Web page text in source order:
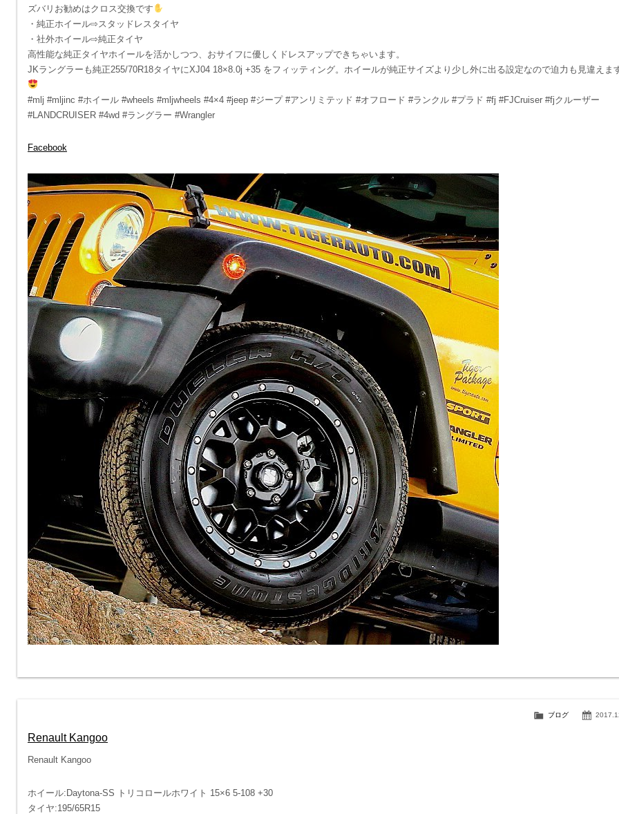
ズバリお勧めはクロス交換です
・純正ホイール⇨スタッドレスタイヤ
・社外ホイール⇨純正タイヤ
高性能な純正タイヤホイールを活かしつつ、おサイフに優しくドレスアップできちゃいます。
JKラングラーも純正255/70R18タイヤにXJ04 18×8.0j +35 をフィッティング。ホイールが純正サイズより少し外に出る設定なので迫力も見違えま
#mlj #mljinc #ホイール #wheels #mljwheels #4×4 #jeep #ジープ #アンリミテッド #オフロード #ランクル #プラド #fj #FJCruiser #fjクルーザー
#LANDCRUISER #4wd #ラングラー #Wrangler
Facebook
ブログ
Renault Kangoo
Renault Kangoo
ホイール:Daytona-SS トリコロールホワイト 15×6 5-108 +30
タイヤ:195/65R15